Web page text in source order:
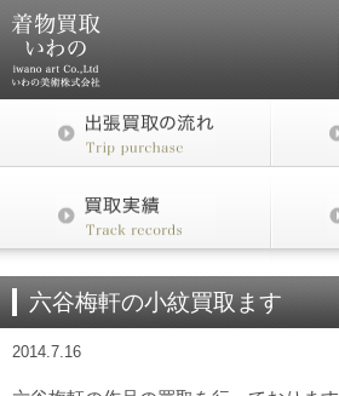
六谷梅軒の小紋買取ます
2014.7.16